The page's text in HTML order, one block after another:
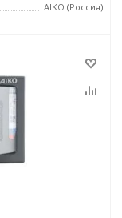
AIKO (Россия)